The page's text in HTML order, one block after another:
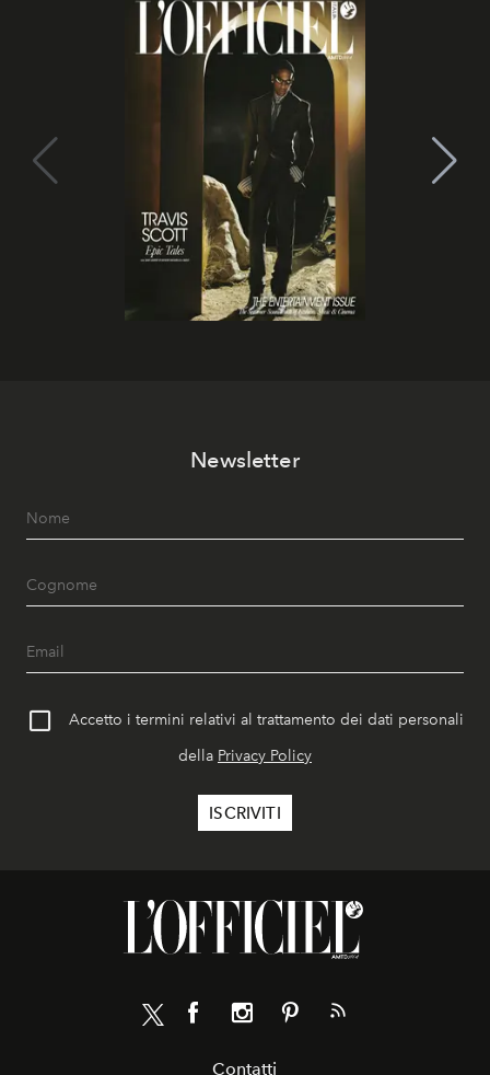
Newsletter
Accetto i termini relativi al trattamento dei dati personali
della Privacy Policy
Contatti